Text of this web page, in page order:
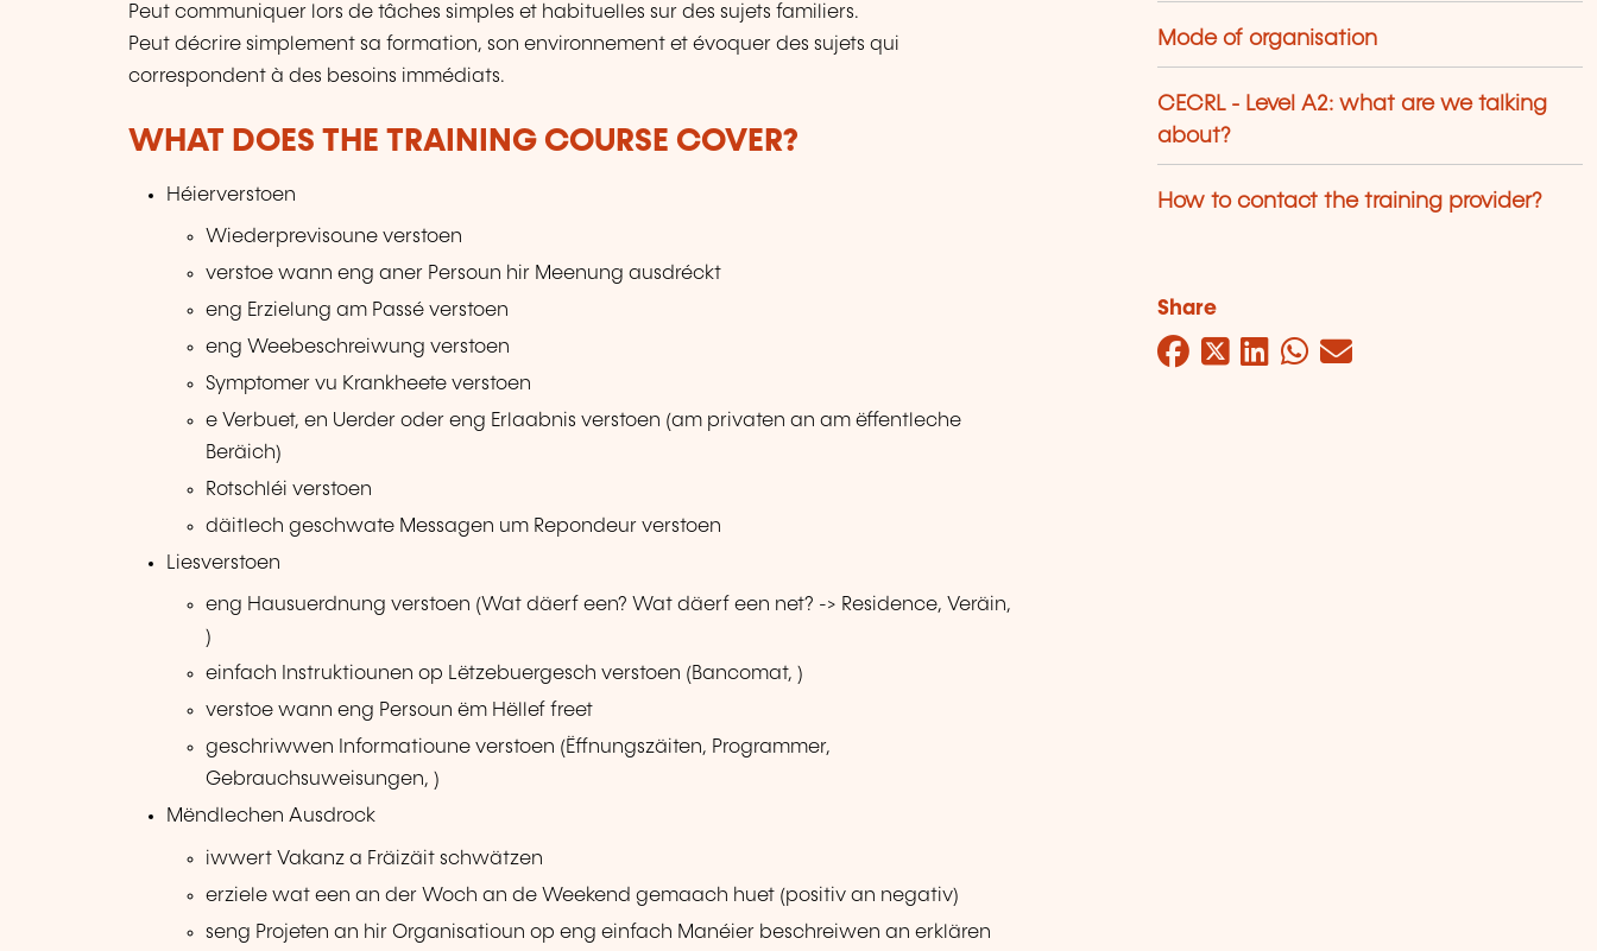
Peut communiquer lors de tâches simples et habituelles sur des sujets familiers.
Peut décrire simplement sa formation, son environnement et évoquer des sujets qui
correspondent à des besoins immédiats.
WHAT DOES THE TRAINING COURSE COVER?
Héierverstoen
Wiederprevisoune verstoen
verstoe wann eng aner Persoun hir Meenung ausdréckt
eng Erzielung am Passé verstoen
eng Weebeschreiwung verstoen
Symptomer vu Krankheete verstoen
e Verbuet, en Uerder oder eng Erlaabnis verstoen (am privaten an am ëffentleche
Beräich)
Rotschléi verstoen
däitlech geschwate Messagen um Repondeur verstoen
Liesverstoen
eng Hausuerdnung verstoen (Wat däerf een? Wat däerf een net? -> Residence, Veräin,
)
einfach Instruktiounen op Lëtzebuergesch verstoen (Bancomat, )
verstoe wann eng Persoun ëm Hëllef freet
geschriwwen Informatioune verstoen (Ëffnungszäiten, Programmer,
Gebrauchsuweisungen, )
Mëndlechen Ausdrock
iwwert Vakanz a Fräizäit schwätzen
erziele wat een an der Woch an de Weekend gemaach huet (positiv an negativ)
seng Projeten an hir Organisatioun op eng einfach Manéier beschreiwen an erklären
Mode of organisation
CECRL - Level A2: what are we talking
about?
How to contact the training provider?
Share
Facebook
Twitter
LinkedIn
WhatsApp
Mail